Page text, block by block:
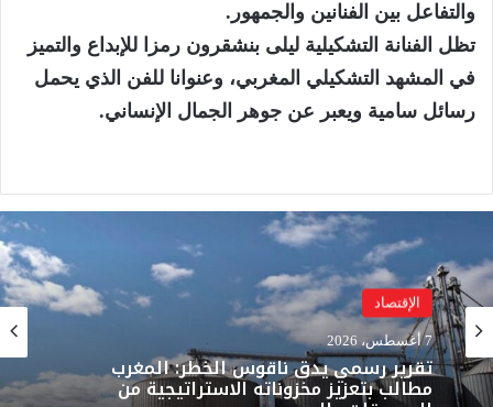
والتفاعل بين الفنانين والجمهور.
تظل الفنانة التشكيلية ليلى بنشقرون رمزا للإبداع والتميز
في المشهد التشكيلي المغربي، وعنوانا للفن الذي يحمل
رسائل سامية ويعبر عن جوهر الجمال الإنساني.
الرئيسية
7 أغسطس، 2026
وزارة الداخلية: أحداث محاولات العبور نحو
سبتة ومليلية نتجت عن حملات تضليل رقمية